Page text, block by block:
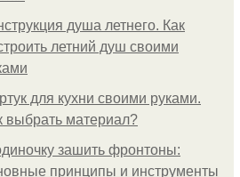
душа летнего. Как
летний душ своими
для кухни своими руками.
выбрать материал?
зашить фронтоны:
принципы и инструменты